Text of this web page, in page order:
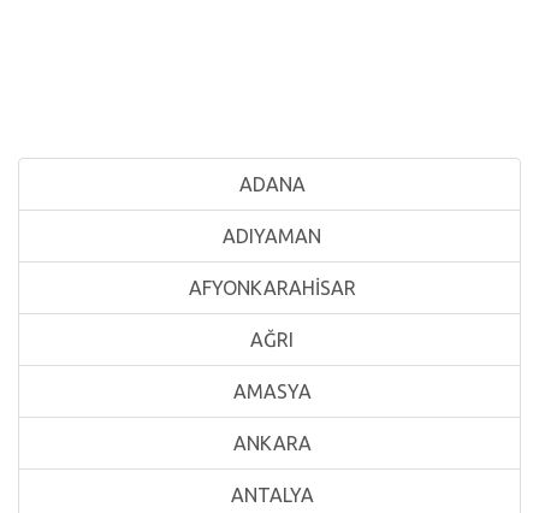
ADANA
ADIYAMAN
AFYONKARAHİSAR
AĞRI
AMASYA
ANKARA
ANTALYA